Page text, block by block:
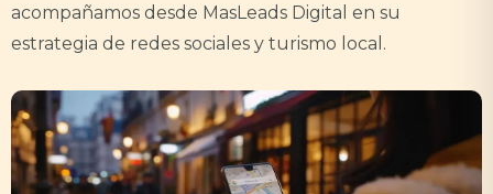
acompañamos desde MasLeads Digital en su
estrategia de redes sociales y turismo local.